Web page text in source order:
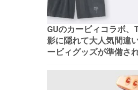
GUのカービィコラボ、
影に隠れて大人気間違
ービィグッズが準備さ